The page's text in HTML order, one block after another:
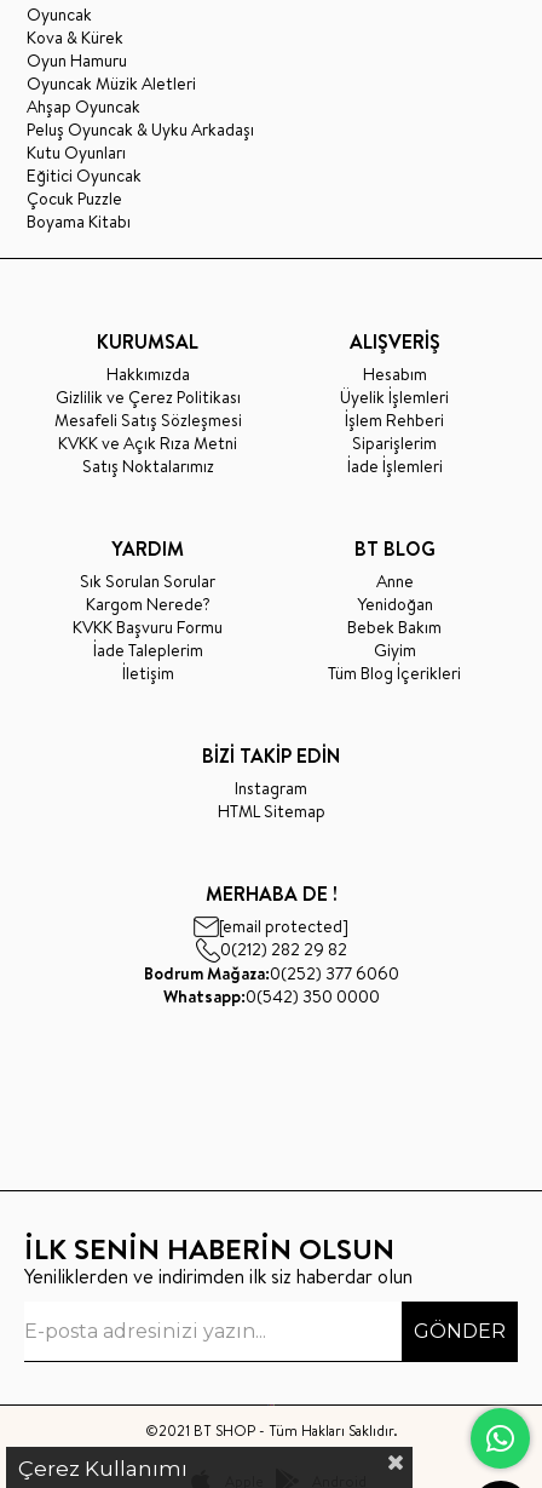
Oyuncak
Kova & Kürek
Oyun Hamuru
Oyuncak Müzik Aletleri
Ahşap Oyuncak
Peluş Oyuncak & Uyku Arkadaşı
Kutu Oyunları
Eğitici Oyuncak
Çocuk Puzzle
Boyama Kitabı
KURUMSAL
Hakkımızda
Gizlilik ve Çerez Politikası
Mesafeli Satış Sözleşmesi
KVKK ve Açık Rıza Metni
Satış Noktalarımız
ALIŞVERİŞ
Hesabım
Üyelik İşlemleri
İşlem Rehberi
Siparişlerim
İade İşlemleri
YARDIM
Sık Sorulan Sorular
Kargom Nerede?
KVKK Başvuru Formu
İade Taleplerim
İletişim
BT BLOG
Anne
Yenidoğan
Bebek Bakım
Giyim
Tüm Blog İçerikleri
BİZİ TAKİP EDİN
Instagram
HTML Sitemap
MERHABA DE !
[email protected]
0(212) 282 29 82
Bodrum Mağaza:0(252) 377 6060
Whatsapp:0(542) 350 0000
İLK SENİN HABERİN OLSUN
Yeniliklerden ve indirimden ilk siz haberdar olun
GÖNDER
©2021 BT SHOP - Tüm Hakları Saklıdır.
Çerez Kullanımı